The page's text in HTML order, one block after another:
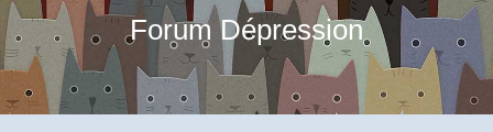
Forum Dépression